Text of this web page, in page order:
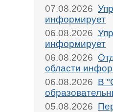
07.08.2026
информирует
06.08.2026
информирует
06.08.2026
области
06.08.2026 В
05.08.2026